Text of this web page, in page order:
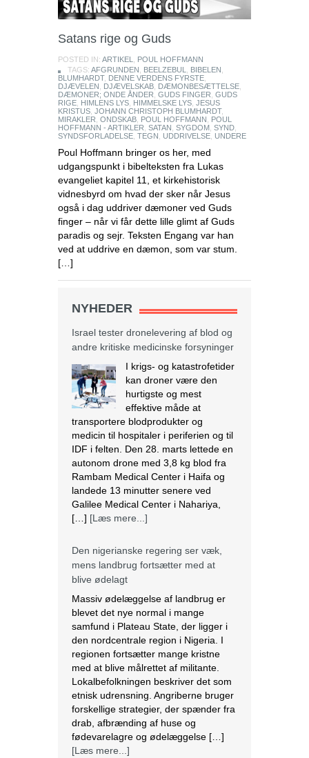
Satans rige og Guds
POSTED IN: ARTIKEL
POUL HOFFMANN
TAGS: AFGRUNDEN BEELZEBUL BIBELEN
BLUMHARDT, DENNE VERDENS FYRSTE
DJÆVELEN
DJÆVELSKAB DÆMONBESÆTTELSE
DÆMONER; ONDE ÅNDER GUDS FINGER GUDS
RIGE HIMLENS LYS HIMMELSKE LYS JESUS
KRISTUS JOHANN CHRISTOPH BLUMHARDT,
MIRAKLER ONDSKAB POUL HOFFMANN
POUL
HOFFMANN - ARTIKLER SATAN SYGDOM SYND
SYNDSFORLADELSE TEGN UDDRIVELSE UNDERE
Poul Hoffmann bringer os her, med
udgangspunkt i bibelteksten fra Lukas
evangeliet kapitel 11, et kirkehistorisk
vidnesbyrd om hvad der sker når Jesus
også i dag uddriver dæmoner ved Guds
finger – når vi får dette lille glimt af Guds
paradis og sejr. Teksten Engang var han
ved at uddrive en dæmon, som var stum.
[…]
NYHEDER
Israel tester dronelevering af blod og
andre kritiske medicinske forsyninger
I krigs- og katastrofetider
kan droner være den
hurtigste og mest
effektive måde at
transportere blodprodukter og
medicin til hospitaler i periferien og til
IDF i felten. Den 28. marts lettede en
autonom drone med 3,8 kg blod fra
Rambam Medical Center i Haifa og
landede 13 minutter senere ved
Galilee Medical Center i Nahariya,
[…] [Læs mere...]
Den nigerianske regering ser væk,
mens landbrug fortsætter med at
blive ødelagt
Massiv ødelæggelse af landbrug er
blevet det nye normal i mange
samfund i Plateau State, der ligger i
den nordcentrale region i Nigeria. I
regionen fortsætter mange kristne
med at blive målrettet af militante.
Lokalbefolkningen beskriver det som
etnisk udrensning. Angriberne bruger
forskellige strategier, der spænder fra
drab, afbrænding af huse og
fødevarelagre og ødelæggelse […]
[Læs mere...]